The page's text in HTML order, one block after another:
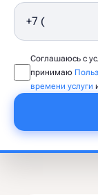
Соглашаюсь с
принимаю
времени услуги